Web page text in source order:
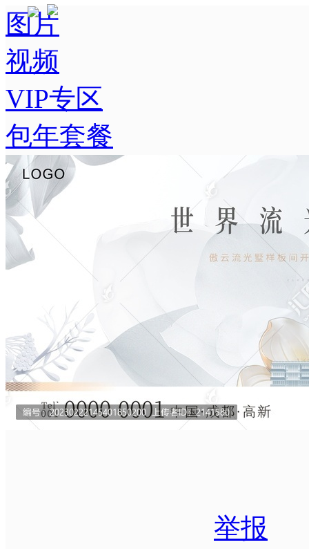
图片
视频
VIP专区
包年套餐
举报